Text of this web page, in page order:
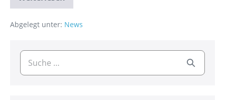
Abgelegt unter: News